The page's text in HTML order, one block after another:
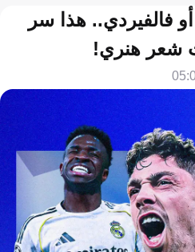
فالفيردي.. هذا سر
شعر هنري!